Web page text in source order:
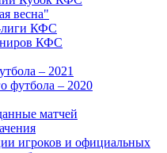
весна"
лиги КФС
КФС
– 2021
футбола – 2020
матчей
игроков и официальных